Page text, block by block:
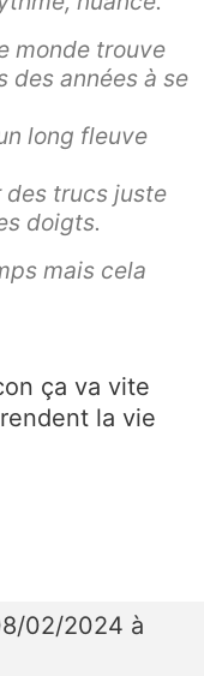
monde trouve
des années à se
long fleuve
des trucs juste
doigts.
mais cela
ça va vite
la vie
02/2024 à